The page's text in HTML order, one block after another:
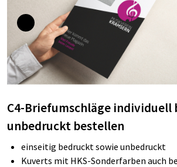
C4-Briefumschläge individuell
unbedruckt bestellen
einseitig bedruckt sowie unbedruckt
Kuverts mit HKS-Sonderfarben auch